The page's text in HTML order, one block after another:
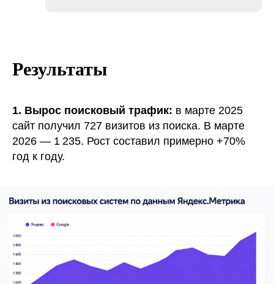
Результаты
1. Вырос поисковый трафик: в марте 2025
сайт получил 727 визитов из поиска. В марте
2026 — 1 235. Рост составил примерно +70%
год к году.